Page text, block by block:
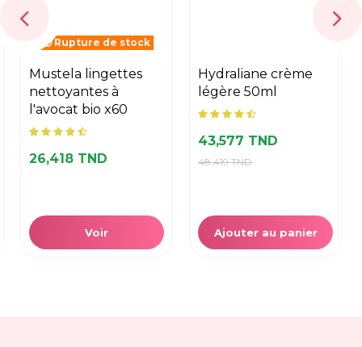
Rupture de stock
mustela lingettes
nettoyantes à
l'avocat bio x60
26,418 TND
Voir
hydraliane crème
légère 50ml
43,577 TND
48,419 TND
Ajouter au panier